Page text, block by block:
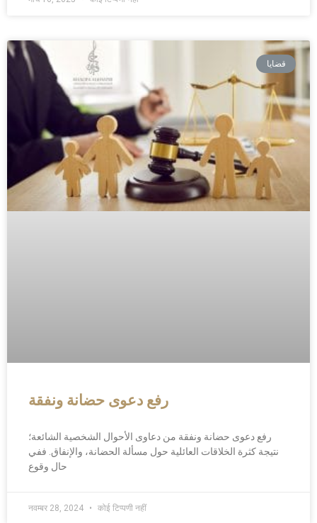
قضايا
رفع دعوى حضانة ونفقة
رفع دعوى حضانة ونفقة من دعاوى الأحوال الشخصية الشائعة؛
نتيجة كثرة الخلاقات العائلية حول مسألة الحضانة، والإنفاق. ففي
حال وقوع
नवम्बर 28, 2024 कोई टिप्पणी नहीं